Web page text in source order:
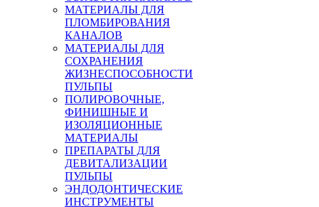
МАТЕРИАЛЫ ДЛЯ
ПЛОМБИРОВАНИЯ
КАНАЛОВ
МАТЕРИАЛЫ ДЛЯ
СОХРАНЕНИЯ
ЖИЗНЕСПОСОБНОСТИ
ПУЛЬПЫ
ПОЛИРОВОЧНЫЕ,
ФИНИШНЫЕ И
ИЗОЛЯЦИОННЫЕ
МАТЕРИАЛЫ
ПРЕПАРАТЫ ДЛЯ
ДЕВИТАЛИЗАЦИИ
ПУЛЬПЫ
ЭНДОДОНТИЧЕСКИЕ
ИНСТРУМЕНТЫ